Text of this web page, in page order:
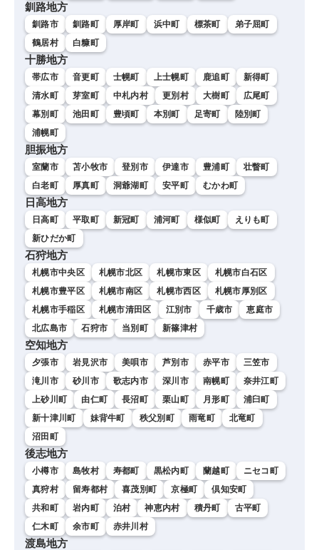
釧路地方
釧路市 釧路町 厚岸町 浜中町 標茶町
弟子屈町
鶴居村
白糠町
十勝地方
帯広市 音更町 士幌町 上士幌町 鹿追町
新得町
清水町
芽室町 中札内村 更別村 大樹町
広尾町
幕別町
池田町 豊頃町 本別町 足寄町
陸別町
浦幌町
胆振地方
室蘭市 苫小牧市 登別市 伊達市 豊浦町
壮瞥町
白老町
厚真町 洞爺湖町 安平町 むかわ町
日高地方
日高町 平取町 新冠町 浦河町 様似町
えりも町
新ひだか町
石狩地方
札幌市中央区 札幌市北区 札幌市東区
札幌市白石区
札幌市豊平区
札幌市南区 札幌市西区
札幌市厚別区
札幌市手稲区
札幌市清田区 江別市 千歳市
恵庭市
北広島市
石狩市 当別町 新篠津村
空知地方
夕張市 岩見沢市 美唄市 芦別市 赤平市
三笠市
滝川市
砂川市 歌志内市 深川市 南幌町
奈井江町
上砂川町
由仁町 長沼町 栗山町 月形町
浦臼町
新十津川町
妹背牛町 秩父別町 雨竜町
北竜町
沼田町
後志地方
小樽市 島牧村 寿都町 黒松内町 蘭越町
ニセコ町
真狩村
留寿都村 喜茂別町 京極町
倶知安町
共和町
岩内町 泊村 神恵内村 積丹町
古平町
仁木町
余市町 赤井川村
渡島地方